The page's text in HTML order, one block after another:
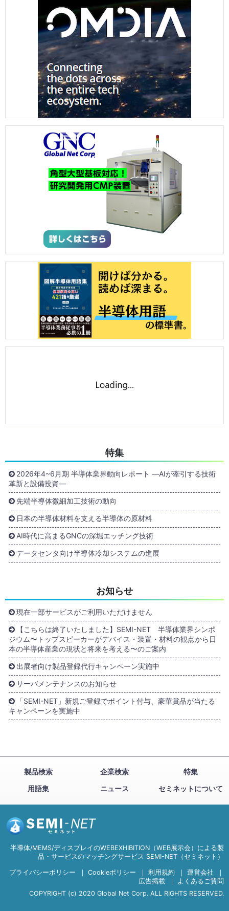
特集
2026年4~6月期 半導体業界動向レポート ―AIが牽引する技術
革新と設備投資―
先端半導体微細加工技術の動向
日本の半導体材料を支える半導体の原材料
AI時代に高まるGNCの深堀エッチング技術
データセンタ向け半導体冷却システムの進展
お知らせ
現在一部サービスがご利用いただけません
【こちらは終了いたしました】SEMI-NET 半導体業界シンポ
ジウム〜トップスピーカーがデバイス・装置・材料の観点から日
本の半導体産業の現状と将来を考える〜のご案内
出展者向け製品登録代行キャンペーン実施中
サーバメンテナンスのお知らせ
「SEMI-NET」新規ご登録でポイント付与、豪華賞品が当たる
キャンペーンを実施中
製品検索 企業検索
特集
用語集
ニュース セミネットについて
半導体/MEMS/ディスプレイのWEBEXHIBITION（WEB展示会）による製
品・サービスのマッチングサービス SEMI-NET（セミネット）
プライバシーポリシー ｜ Cookieポリシー ｜ 利用規約 ｜ 運営会社
｜
広告掲載
｜ よくあるご質問
COPYRIGHT (c) 2020 Global Net Corp. ALL RIGHTS RESERVED.